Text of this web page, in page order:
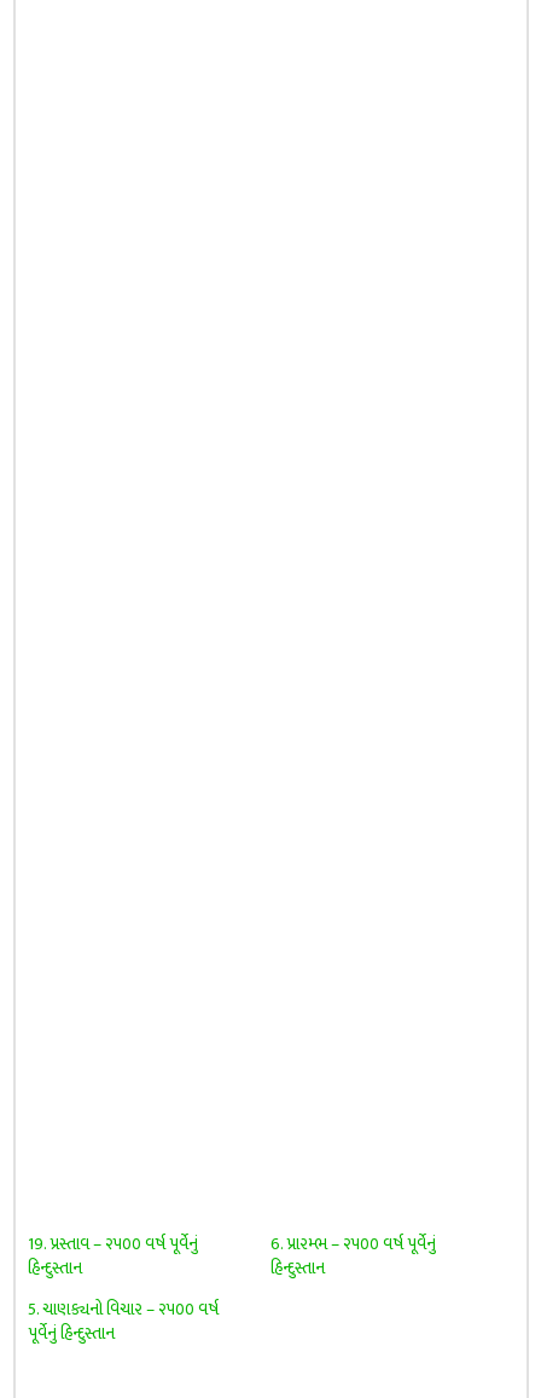
19. પ્રસ્તાવ – ૨૫૦૦ વર્ષ પૂર્વેનું
હિન્દુસ્તાન
6. પ્રારમ્ભ – ૨૫૦૦ વર્ષ પૂર્વેનું
હિન્દુસ્તાન
5. ચાણક્યનો વિચાર – ૨૫૦૦ વર્ષ
પૂર્વેનું હિન્દુસ્તાન